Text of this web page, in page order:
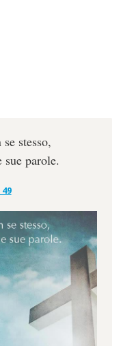
stesso,
parole.
49